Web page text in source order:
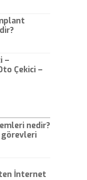
–
Çekici –
nedir?
görevleri
İnternet